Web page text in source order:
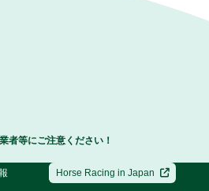
者等にご注意ください！
Horse Racing in Japan